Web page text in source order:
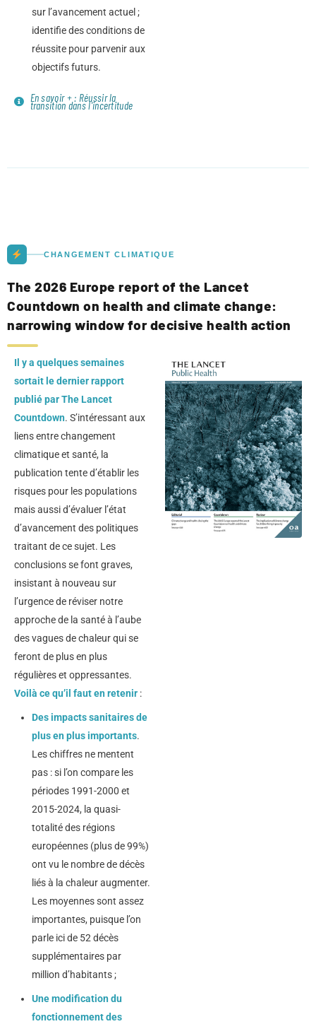
sur l’avancement actuel ;
identifie des conditions de
réussite pour parvenir aux
objectifs futurs.
En savoir + : Réussir la
transition dans l'incertitude
CHANGEMENT CLIMATIQUE
The 2026 Europe report of the Lancet
Countdown on health and climate change:
narrowing window for decisive health action
Il y a quelques semaines
sortait le dernier rapport
publié par The Lancet
Countdown. S’intéressant aux
liens entre changement
climatique et santé, la
publication tente d’établir les
risques pour les populations
mais aussi d’évaluer l’état
d’avancement des politiques
traitant de ce sujet. Les
conclusions se font graves,
insistant à nouveau sur
l’urgence de réviser notre
approche de la santé à l’aube
des vagues de chaleur qui se
feront de plus en plus
régulières et oppressantes.
Voilà ce qu’il faut en retenir :
Des impacts sanitaires de
plus en plus importants.
Les chiffres ne mentent
pas : si l’on compare les
périodes 1991-2000 et
2015-2024, la quasi-
totalité des régions
européennes (plus de 99%)
ont vu le nombre de décès
liés à la chaleur augmenter.
Les moyennes sont assez
importantes, puisque l’on
parle ici de 52 décès
supplémentaires par
million d’habitants ;
Une modification du
fonctionnement des